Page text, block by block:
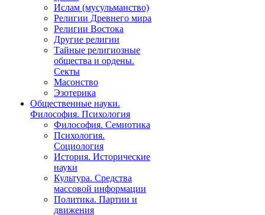
Ислам (мусульманство)
Религии Древнего мира
Религии Востока
Другие религии
Тайные религиозные
общества и ордены.
Секты
Масонство
Эзотерика
Общественные науки.
Философия. Психология
Философия. Семиотика
Психология.
Социология
История. Исторические
науки
Культура. Средства
массовой информации
Политика. Партии и
движения